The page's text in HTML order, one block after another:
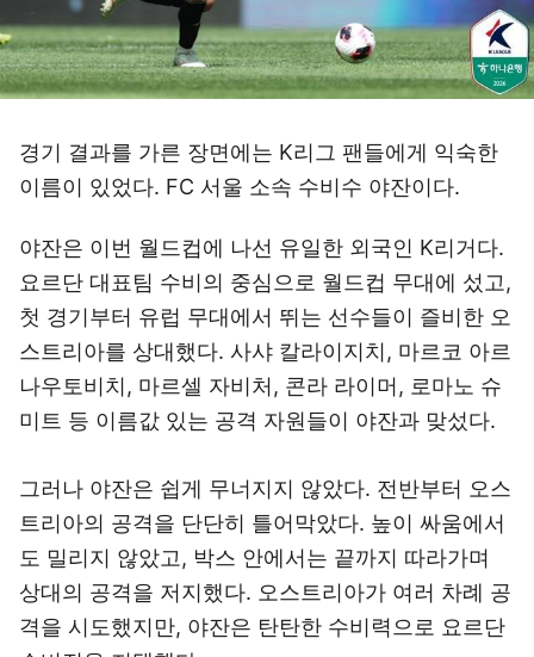
경기 결과를 가른 장면에는 K리그 팬들에게 익숙한
이름이 있었다. FC 서울 소속 수비수 야잔이다.
야잔은 이번 월드컵에 나선 유일한 외국인 K리거다.
요르단 대표팀 수비의 중심으로 월드컵 무대에 섰고,
첫 경기부터 유럽 무대에서 뛰는 선수들이 즐비한 오
스트리아를 상대했다. 사샤 칼라이지치, 마르코 아르
나우토비치, 마르셀 자비처, 콘라 라이머, 로마노 슈
미트 등 이름값 있는 공격 자원들이 야잔과 맞섰다.
그러나 야잔은 쉽게 무너지지 않았다. 전반부터 오스
트리아의 공격을 단단히 틀어막았다. 높이 싸움에서
도 밀리지 않았고, 박스 안에서는 끝까지 따라가며
상대의 공격을 저지했다. 오스트리아가 여러 차례 공
격을 시도했지만, 야잔은 탄탄한 수비력으로 요르단